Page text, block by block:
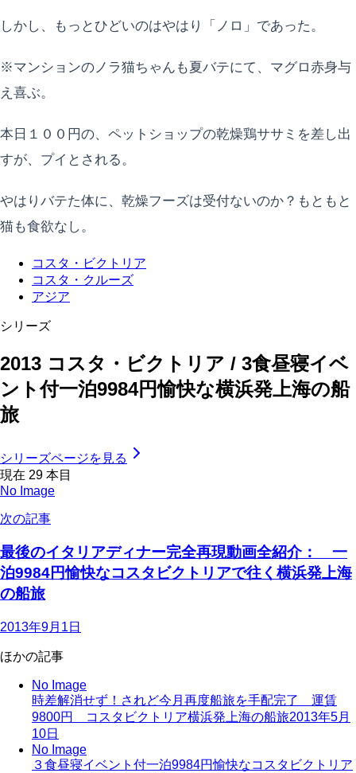
しかし、もっとひどいのはやはり「ノロ」であった。
※マンションのノラ猫ちゃんも夏バテにて、マグロ赤身与
え喜ぶ。
本日１００円の、ペットショップの乾燥鶏ササミを差し出
すが、プイとされる。
やはりバテた体に、乾燥フーズは受付ないのか？もともと
猫も食欲なし。
コスタ・ビクトリア
コスタ・クルーズ
アジア
シリーズ
2013 コスタ・ビクトリア / 3食昼寝イベ
ント付一泊9984円愉快な横浜発上海の船
旅
シリーズページを見る
現在 29 本目
No Image
次の記事
最後のイタリアディナー完全再現動画全紹介： 一
泊9984円愉快なコスタビクトリアで往く横浜発上海
の船旅
2013年9月1日
ほかの記事
No Image
時差解消せず！されど今月再度船旅を手配完了 運賃
9800円 コスタビクトリア横浜発上海の船旅2013年5月
10日
No Image
３食昼寝イベント付一泊9984円愉快なコスタビクトリア